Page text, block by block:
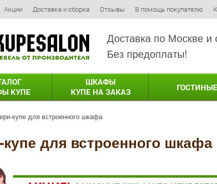
Акции Доставка и сборка Отзывы В помощь покупателю
Доставка по Москве и
Без предоплаты!
КУПЕ
ШКАФЫ
КУПЕ НА ЗАКАЗ
ГОСТИНЫЕ
купе для встроенного шкафа
для встроенного шкафа